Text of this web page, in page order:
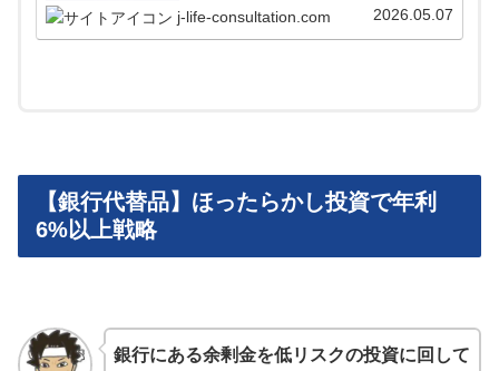
ます。米ドルに資産分散しながら高利回りで運用し
よう！
j-life-consultation.com 2026.05.07
【銀行代替品】ほったらかし投資で年利
6%以上戦略
銀行にある余剰金を低リスクの投資に回して